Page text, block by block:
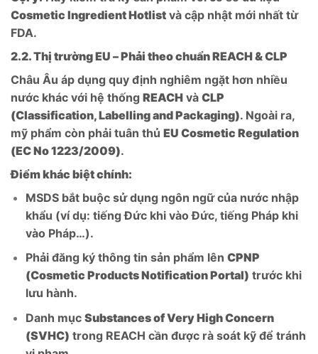
Cosmetic Ingredient Hotlist và cập nhật mới nhất từ
FDA.
2.2. Thị trường EU – Phải theo chuẩn REACH & CLP
Châu Âu áp dụng quy định nghiêm ngặt hơn nhiều
nước khác với hệ thống REACH và CLP
(Classification, Labelling and Packaging). Ngoài ra,
mỹ phẩm còn phải tuân thủ EU Cosmetic Regulation
(EC No 1223/2009).
Điểm khác biệt chính:
MSDS bắt buộc sử dụng ngôn ngữ của nước nhập
khẩu (ví dụ: tiếng Đức khi vào Đức, tiếng Pháp khi
vào Pháp…).
Phải đăng ký thông tin sản phẩm lên CPNP
(Cosmetic Products Notification Portal) trước khi
lưu hành.
Danh mục Substances of Very High Concern
(SVHC) trong REACH cần được rà soát kỹ để tránh